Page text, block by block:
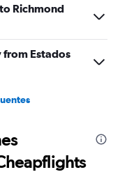
Richmond
from Estados